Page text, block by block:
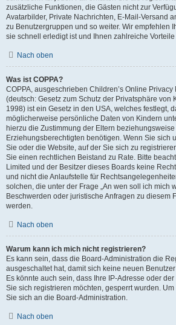
zusätzliche Funktionen, die Gästen nicht zur
Avatarbilder, Private Nachrichten, E-Mail-Versand
zu Benutzergruppen und so weiter. Wir empfehlen
sie schnell erledigt ist und Ihnen zahlreiche Vorteile
Nach oben
Was ist COPPA?
COPPA, ausgeschrieben Children’s Online Privacy
(deutsch: Gesetz zum Schutz der Privatsphäre von
1998) ist ein Gesetz in den USA, welches festlegt,
möglicherweise persönliche Daten von Kindern
hierzu die Zustimmung der Eltern
Erziehungsberechtigten benötigen. Wenn Sie sich
Sie oder die Website, auf der Sie sich zu
Sie einen rechtlichen Beistand zu Rate. Bitte
Limited und der Besitzer dieses Boards keine
und nicht die Anlaufstelle für
solchen, die unter der Frage „An wen soll ich mich
Beschwerden oder juristische Anfragen zu diesem
werden.
Nach oben
Warum kann ich mich nicht registrieren?
Es kann sein, dass die Board-Administration die
ausgeschaltet hat, damit sich keine neuen
Es könnte auch sein, dass Ihre IP-Adresse oder
Sie sich registrieren möchten, gesperrt wurden.
Sie sich an die Board-Administration.
Nach oben